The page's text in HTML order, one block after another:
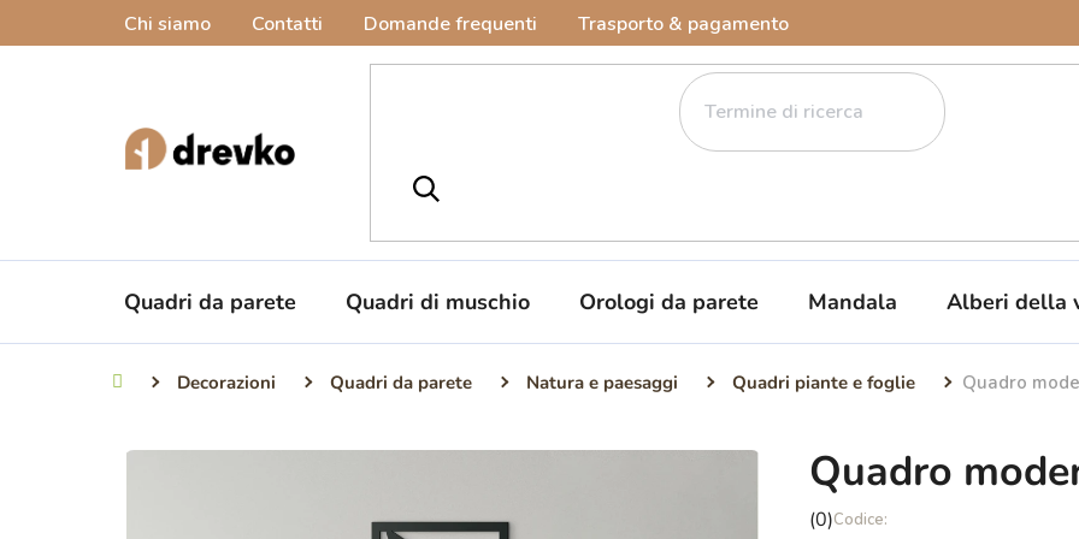
Chi siamo Contatti Domande frequenti Trasporto & pagamento
Quadri da parete Quadri di muschio Orologi da parete Mandala Alberi della
Casa Decorazioni Quadri da parete Natura e paesaggi Quadri piante e foglie Quadro
Quadro
La
(0)